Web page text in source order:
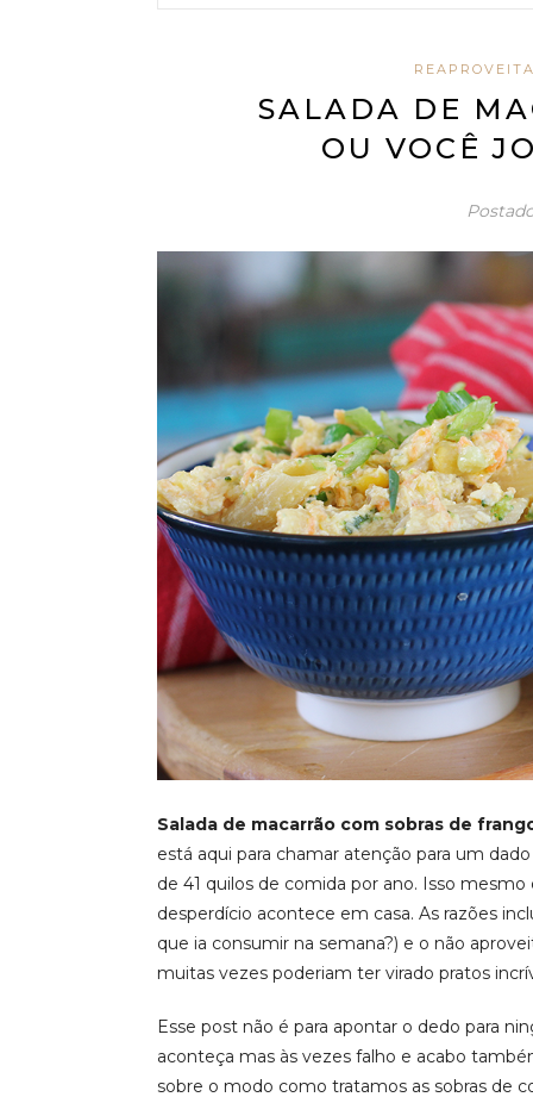
SALADA DE
OU VOCÊ
Salada de macarrão com sobras de
está aqui para chamar atenção para um
de 41 quilos de comida por ano. Isso
desperdício acontece em casa. As razões
que ia consumir na semana?) e o não
muitas vezes poderiam ter virado pratos
Esse post não é para apontar o dedo para
aconteça mas às vezes falho e acabo
sobre o modo como tratamos as sobras de